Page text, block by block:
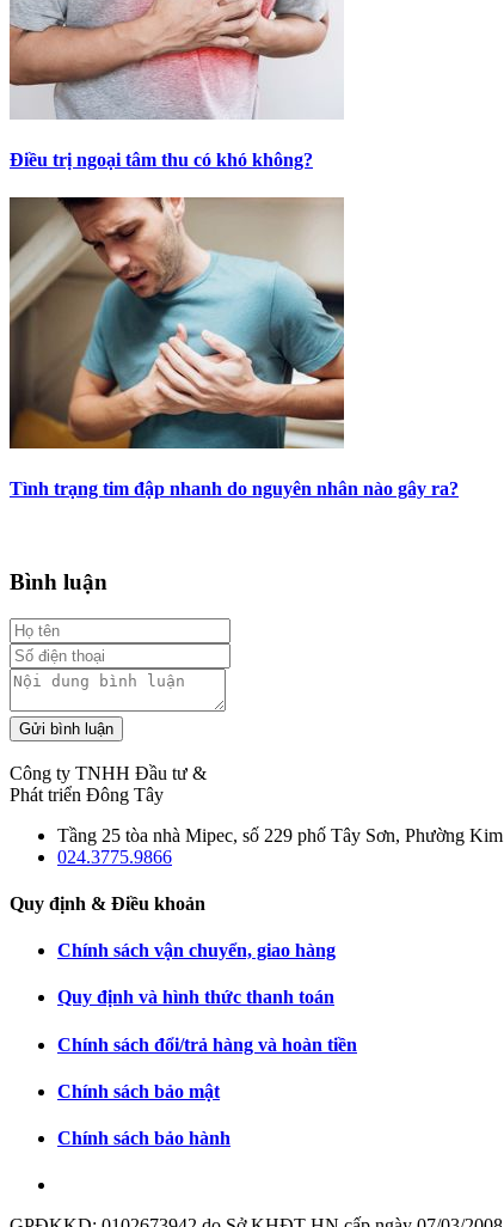
Điều trị ngoại tâm thu có khó không?
Tình trạng tim đập nhanh do nguyên nhân nào gây ra?
Bình luận
Gửi bình luận
Công ty TNHH Đầu tư &
Phát triển Đông Tây
Tầng 25 tòa nhà Mipec, số 229 phố Tây Sơn, Phường
024.3775.9866
Quy định & Điều khoản
Chính sách vận chuyển, giao hàng
Quy định và hình thức thanh toán
Chính sách đổi/trả hàng và hoàn tiền
Chính sách bảo mật
Chính sách bảo hành